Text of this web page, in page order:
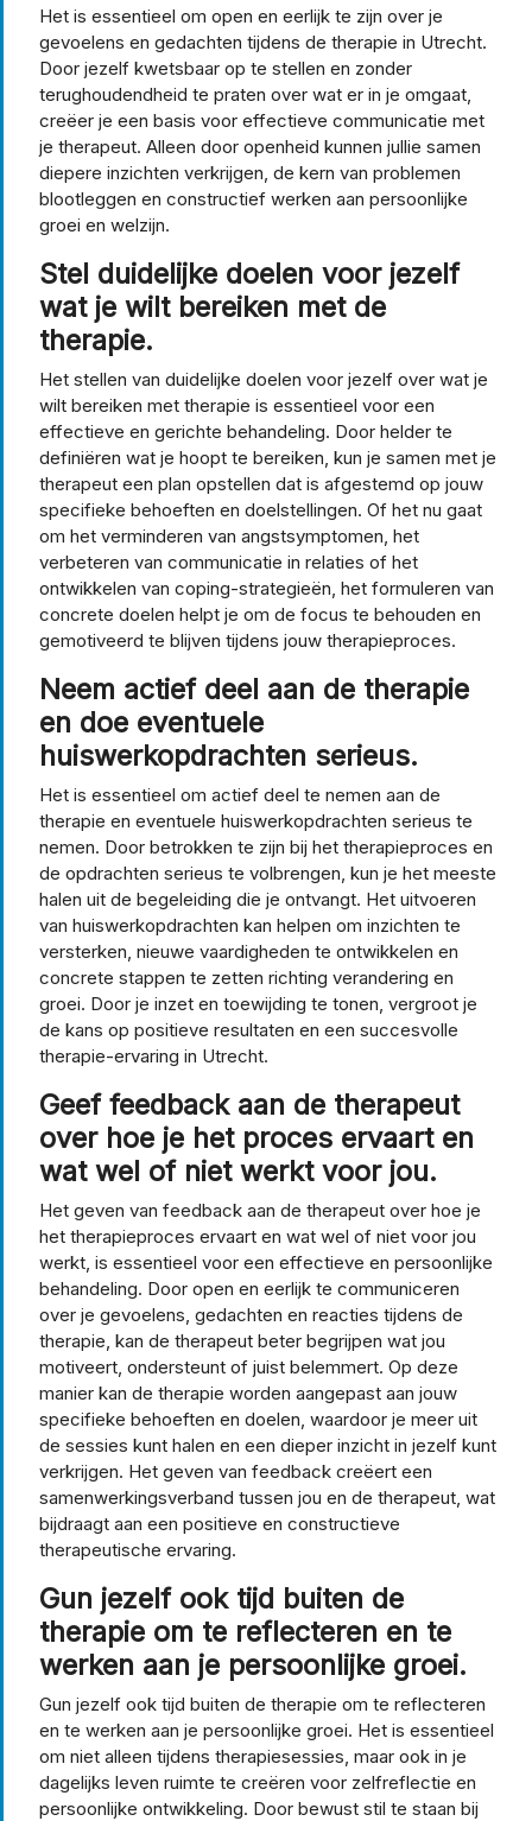
Het is essentieel om open en eerlijk te zijn over je
gevoelens en gedachten tijdens de therapie in Utrecht.
Door jezelf kwetsbaar op te stellen en zonder
terughoudendheid te praten over wat er in je omgaat,
creëer je een basis voor effectieve communicatie met
je therapeut. Alleen door openheid kunnen jullie samen
diepere inzichten verkrijgen, de kern van problemen
blootleggen en constructief werken aan persoonlijke
groei en welzijn.
Stel duidelijke doelen voor jezelf
wat je wilt bereiken met de
therapie.
Het stellen van duidelijke doelen voor jezelf over wat je
wilt bereiken met therapie is essentieel voor een
effectieve en gerichte behandeling. Door helder te
definiëren wat je hoopt te bereiken, kun je samen met je
therapeut een plan opstellen dat is afgestemd op jouw
specifieke behoeften en doelstellingen. Of het nu gaat
om het verminderen van angstsymptomen, het
verbeteren van communicatie in relaties of het
ontwikkelen van coping-strategieën, het formuleren van
concrete doelen helpt je om de focus te behouden en
gemotiveerd te blijven tijdens jouw therapieproces.
Neem actief deel aan de therapie
en doe eventuele
huiswerkopdrachten serieus.
Het is essentieel om actief deel te nemen aan de
therapie en eventuele huiswerkopdrachten serieus te
nemen. Door betrokken te zijn bij het therapieproces en
de opdrachten serieus te volbrengen, kun je het meeste
halen uit de begeleiding die je ontvangt. Het uitvoeren
van huiswerkopdrachten kan helpen om inzichten te
versterken, nieuwe vaardigheden te ontwikkelen en
concrete stappen te zetten richting verandering en
groei. Door je inzet en toewijding te tonen, vergroot je
de kans op positieve resultaten en een succesvolle
therapie-ervaring in Utrecht.
Geef feedback aan de therapeut
over hoe je het proces ervaart en
wat wel of niet werkt voor jou.
Het geven van feedback aan de therapeut over hoe je
het therapieproces ervaart en wat wel of niet voor jou
werkt, is essentieel voor een effectieve en persoonlijke
behandeling. Door open en eerlijk te communiceren
over je gevoelens, gedachten en reacties tijdens de
therapie, kan de therapeut beter begrijpen wat jou
motiveert, ondersteunt of juist belemmert. Op deze
manier kan de therapie worden aangepast aan jouw
specifieke behoeften en doelen, waardoor je meer uit
de sessies kunt halen en een dieper inzicht in jezelf kunt
verkrijgen. Het geven van feedback creëert een
samenwerkingsverband tussen jou en de therapeut, wat
bijdraagt aan een positieve en constructieve
therapeutische ervaring.
Gun jezelf ook tijd buiten de
therapie om te reflecteren en te
werken aan je persoonlijke groei.
Gun jezelf ook tijd buiten de therapie om te reflecteren
en te werken aan je persoonlijke groei. Het is essentieel
om niet alleen tijdens therapiesessies, maar ook in je
dagelijks leven ruimte te creëren voor zelfreflectie en
persoonlijke ontwikkeling. Door bewust stil te staan bij